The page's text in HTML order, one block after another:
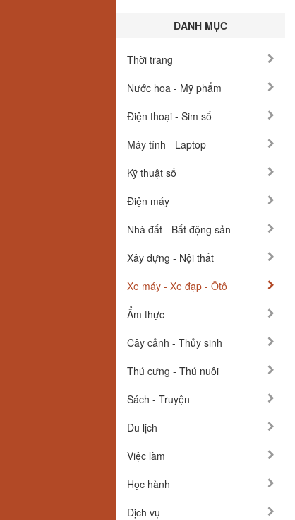
DANH MỤC
Thời trang
Nước hoa - Mỹ phẩm
Điện thoại - Sim số
Máy tính - Laptop
Kỹ thuật số
Điện máy
Nhà đất - Bất động sản
Xây dựng - Nội thất
Xe máy - Xe đạp - Ôtô
Ẩm thực
Cây cảnh - Thủy sinh
Thú cưng - Thú nuôi
Sách - Truyện
Du lịch
Việc làm
Học hành
Dịch vụ